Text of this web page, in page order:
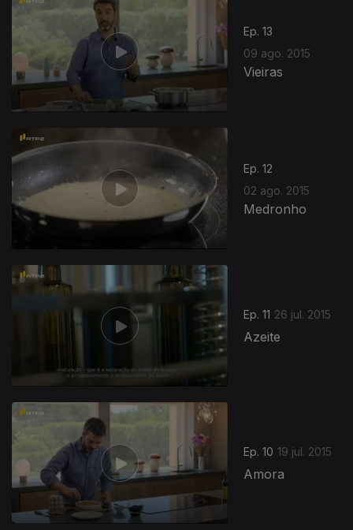
Ep. 13
09 ago. 2015
Vieiras
Ep. 12
02 ago. 2015
Medronho
Ep. 11 26 jul. 2015
Azeite
Ep. 10 19 jul. 2015
Amora